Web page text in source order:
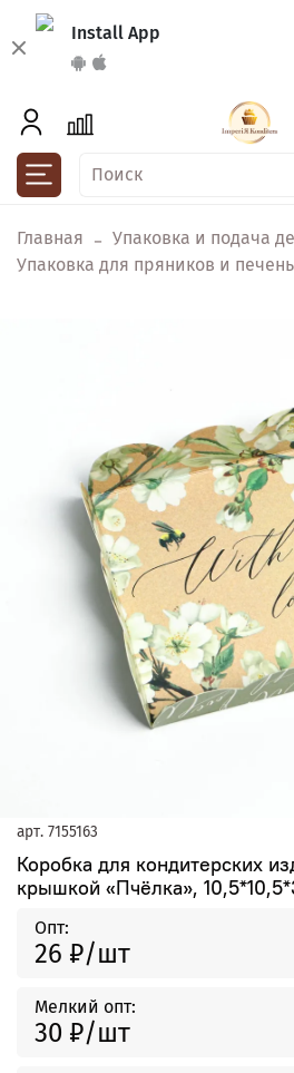
Install App
Главная Упаковка и подача
Упаковка для пряников и
арт. 7155163
Коробка для кондитерских
крышкой «Пчёлка»,
Опт:
26 ₽
Мелкий опт:
30 ₽